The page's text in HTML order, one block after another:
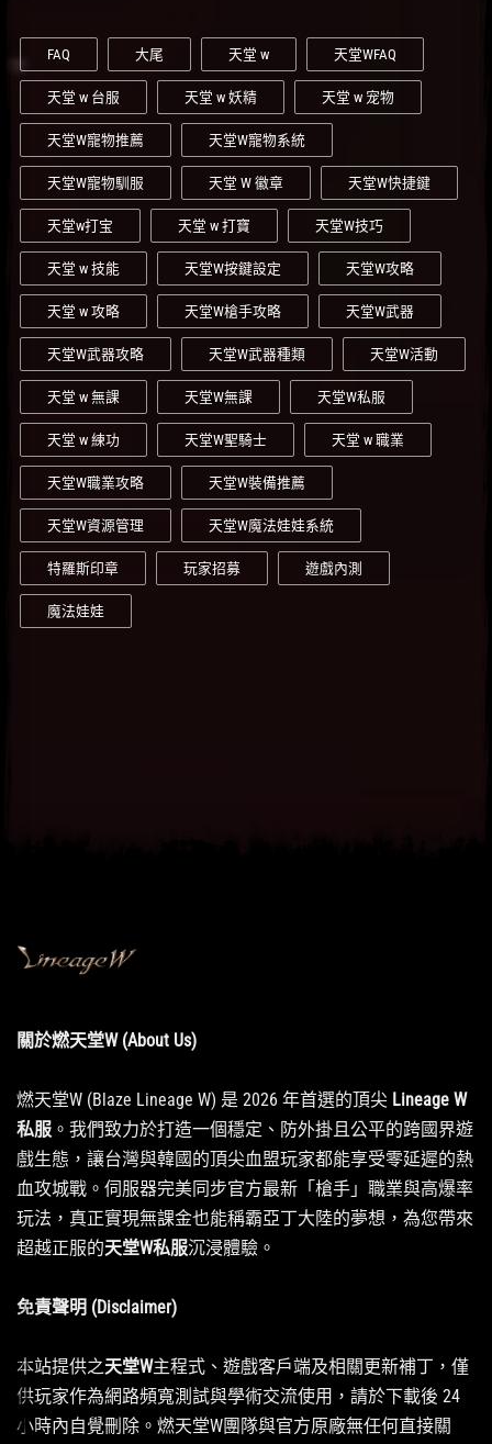
FAQ 大尾 天堂 w 天堂WFAQ
天堂 w 台服 天堂 w 妖精 天堂 w 宠物
天堂W寵物推薦 天堂W寵物系統
天堂W寵物馴服 天堂 W 徽章 天堂W快捷鍵
天堂w打宝 天堂 w 打寶 天堂W技巧
天堂 w 技能 天堂W按鍵設定 天堂W攻略
天堂 w 攻略 天堂W槍手攻略 天堂W武器
天堂W武器攻略 天堂W武器種類 天堂W活動
天堂 w 無課 天堂W無課 天堂W私服
天堂 w 練功 天堂W聖騎士 天堂 w 職業
天堂W職業攻略 天堂W裝備推薦
天堂W資源管理 天堂W魔法娃娃系統
特羅斯印章 玩家招募 遊戲內測
魔法娃娃
關於燃天堂W (About Us)
燃天堂W (Blaze Lineage W) 是 2026 年首選的頂尖 Lineage W
私服 。我們致力於打造一個穩定、防外掛且公平的跨國界遊
戲生態，讓台灣與韓國的頂尖血盟玩家都能享受零延遲的熱
血攻城戰。伺服器完美同步官方最新「槍手」職業與高爆率
玩法，真正實現無課金也能稱霸亞丁大陸的夢想，為您帶來
超越正服的天堂W私服沉浸體驗。
免責聲明 (Disclaimer)
本站提供之天堂W主程式、遊戲客戶端及相關更新補丁，僅
供玩家作為網路頻寬測試與學術交流使用，請於下載後 24
小時內自覺刪除。燃天堂W團隊與官方原廠無任何直接關